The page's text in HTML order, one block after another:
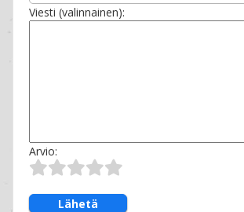
Viesti (valinnainen):
Arvio:
Lähetä